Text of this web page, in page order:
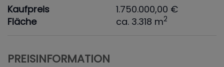
Kaufpreis
1.750.000,00 €
Fläche
ca. 3.318 m2
PREISINFORMATION